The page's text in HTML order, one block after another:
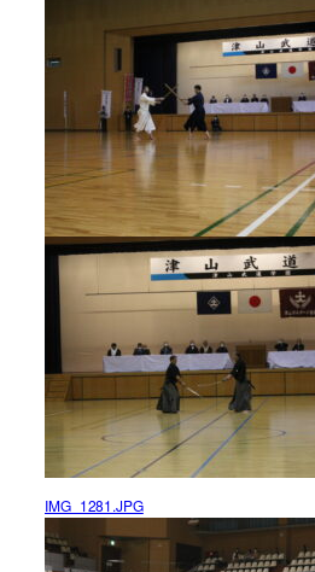
IMG_1281.JPG